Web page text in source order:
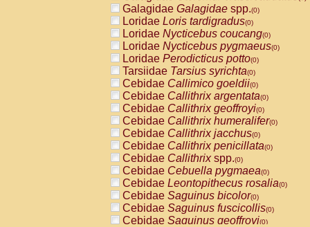
Galagidae Galagidae spp.(0)
Loridae Loris tardigradus(0)
Loridae Nycticebus coucang(0)
Loridae Nycticebus pygmaeus(0)
Loridae Perodicticus potto(0)
Tarsiidae Tarsius syrichta(0)
Cebidae Callimico goeldii(0)
Cebidae Callithrix argentata(0)
Cebidae Callithrix geoffroyi(0)
Cebidae Callithrix humeralifer(0)
Cebidae Callithrix jacchus(0)
Cebidae Callithrix penicillata(0)
Cebidae Callithrixspp.(0)
Cebidae Cebuella pygmaea(0)
Cebidae Leontopithecus rosalia(0)
Cebidae Saguinus bicolor(0)
Cebidae Saguinus fuscicollis(0)
Cebidae Saguinus geoffroyi(0)